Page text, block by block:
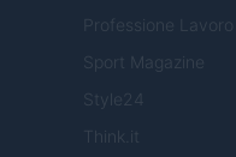
Professione Lavoro
Sport Magazine
Style24
Think.it